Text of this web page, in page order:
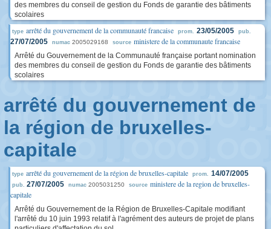
des membres du conseil de gestion du Fonds de garantie des bâtiments
scolaires
type arrêté du gouvernement de la communauté francaise prom. 23/05/2005 pub.
27/07/2005 numac 2005029168 source ministere de la communaute francaise
Arrêté du Gouvernement de la Communauté française portant nomination
des membres du conseil de gestion du Fonds de garantie des bâtiments
scolaires
arrêté du gouvernement de
la région de bruxelles-
capitale
type arrêté du gouvernement de la région de bruxelles-capitale prom. 14/07/2005
pub. 27/07/2005 numac 2005031250 source ministere de la region de bruxelles-
capitale
Arrêté du Gouvernement de la Région de Bruxelles-Capitale modifiant
l'arrêté du 10 juin 1993 relatif à l'agrément des auteurs de projet de plans